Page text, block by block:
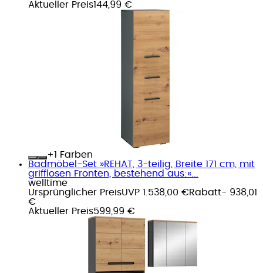
Aktueller Preis144,99 €
+
Farben
Badmöbel-Set »REHAT, 3-teilig, Breite 171 cm, mit
grifflosen Fronten, bestehend aus:«...
welltime
Ursprünglicher PreisUVP 1.538,00 €Rabatt- 938,01
€
Aktueller Preis599,99 €